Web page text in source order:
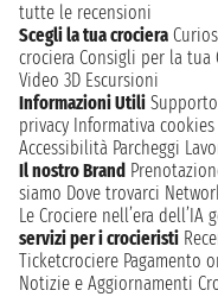
tutte le recensioni
Scegli la tua crociera
crociera Consigli per la tua
Video 3D Escursioni
Informazioni Utili
privacy Informativa cookies
Accessibilità Parcheggi
Il nostro Brand
siamo Dove trovarci
Le Crociere nell’era dell’IA
servizi per i crocieristi
Ticketcrociere Pagamento
Notizie e Aggiornamenti